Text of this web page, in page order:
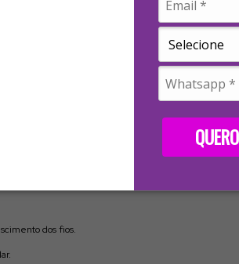
como a vitamina da beleza –, que atuam
e fontes de calor
dos fios.